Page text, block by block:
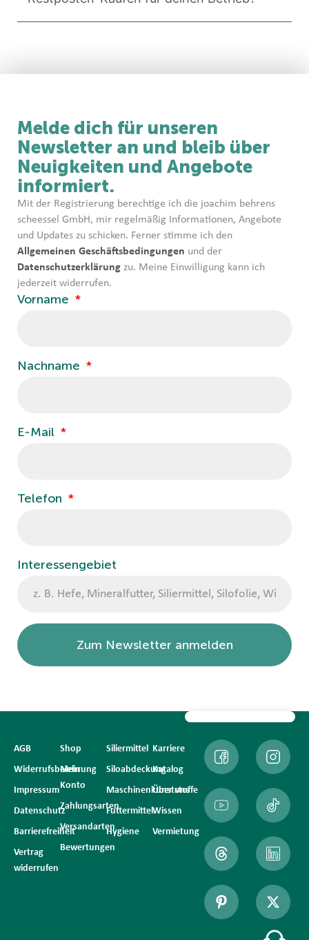
Melde dich für unseren
Newsletter an und bleib über
Neuigkeiten und Angebote
informiert.
Mit der Registrierung berechtige ich die joachim behrens
scheessel GmbH, mir regelmäßig Informationen, Angebote
und Updates zu schicken. Ferner stimme ich den
Allgemeinen Geschäftsbedingungen und der
Datenschutzerklärung zu. Meine Einwilligung kann ich
jederzeit widerrufen.
Vorname
Nachname
E-Mail
Telefon
Interessengebiet
Zum Newsletter anmelden
AGB
Widerrufsbelehrung
Impressum
Datenschutz
Barrierefreiheit
Vertrag
widerrufen
Shop
Mein
Konto
Zahlungsarten
Versandarten
Bewertungen
Siliermittel
Siloabdeckung
Maschinenkunststoffe
Futtermittel
Hygiene
Karriere
Katalog
Über uns
Wissen
Vermietung